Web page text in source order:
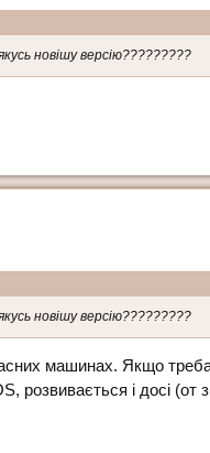
новішу версію?????????
новішу версію?????????
машинах. Якщо
розвивається і досі (от